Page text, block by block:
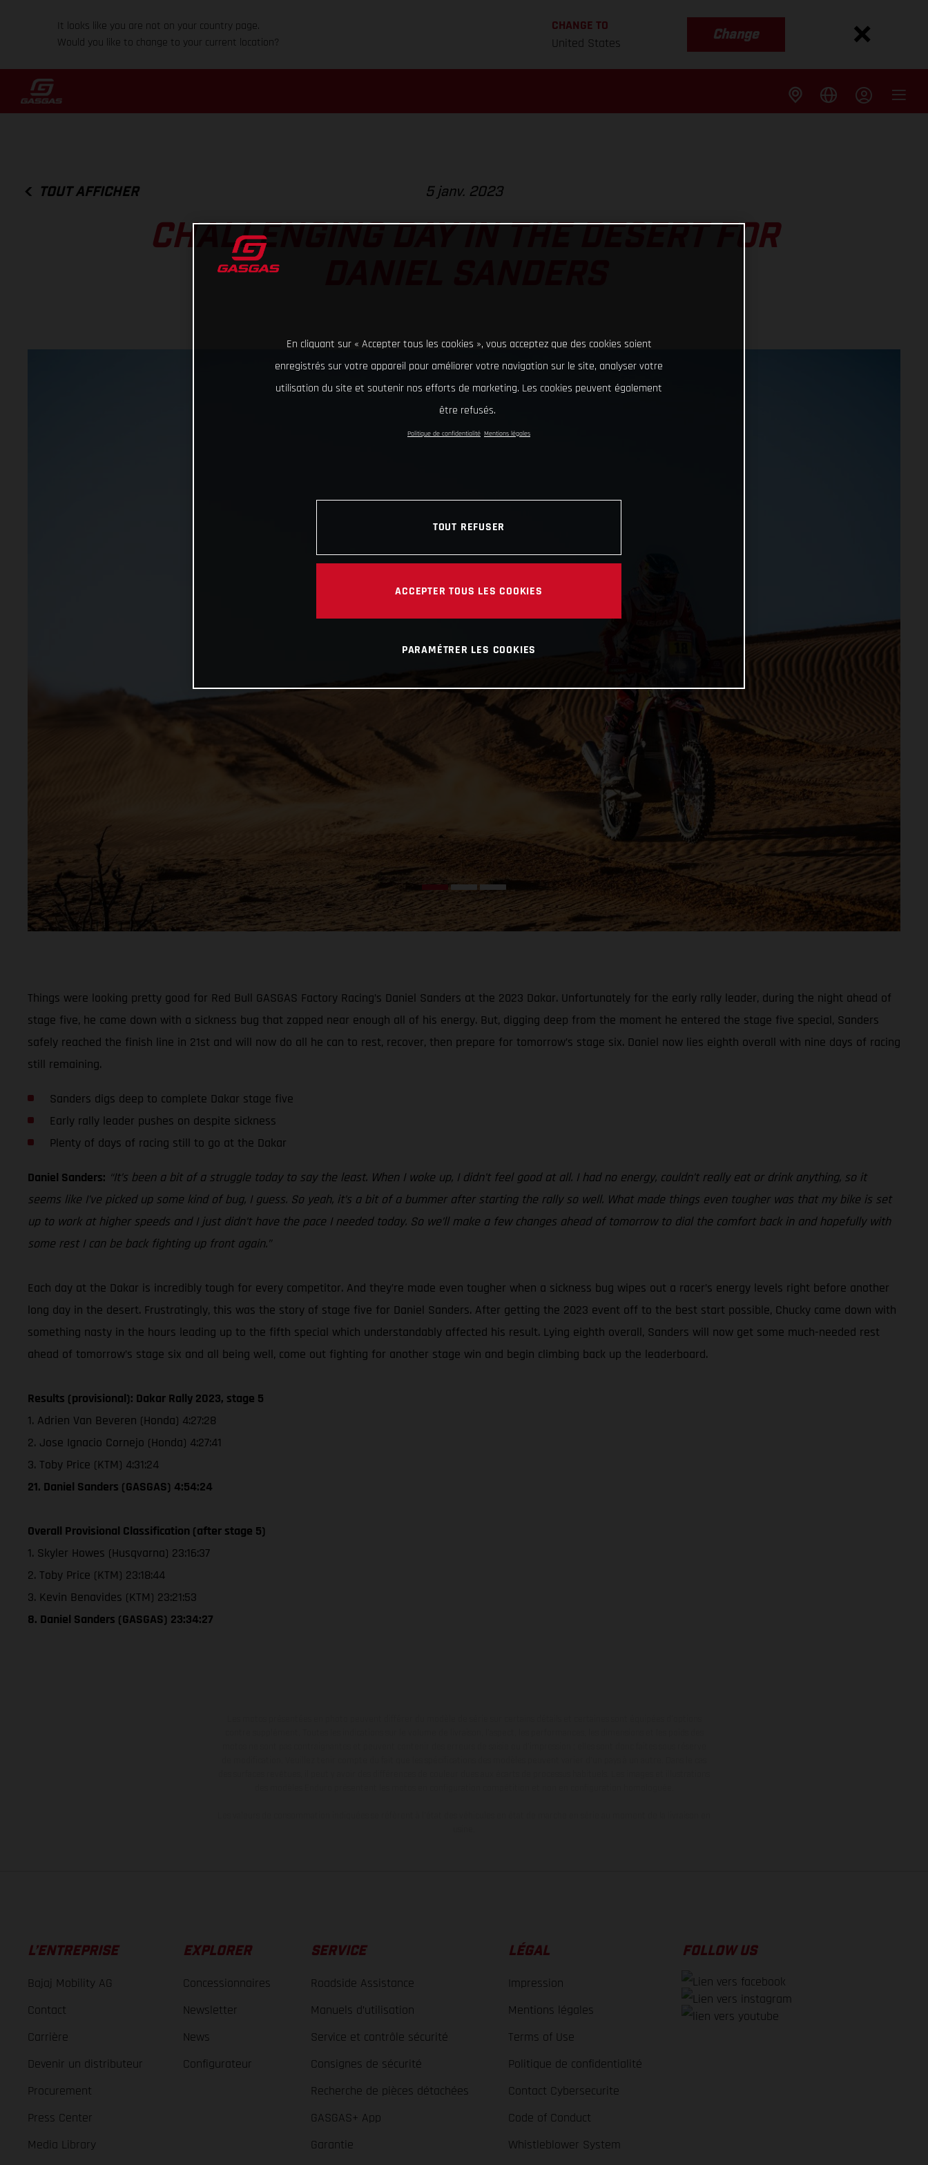
It looks like you are not on your country page.
Would you like to change to your current location?
CHANGE TO
United States
Change
TOUT AFFICHER 5 janv. 2023
CHALLENGING DAY IN THE DESERT FOR
Things were looking pretty good for Red Bull GASGAS Factory Racing’s Daniel Sanders at the 2023 Dakar. Unfortunately for the early rally leader, during the night ahead of
stage five, he came down with a sickness bug that zapped near enough all of his energy. But, digging deep from the moment he entered the stage five special, Sanders
safely reached the finish line in 21st and will now do all he can to rest, recover, then prepare for tomorrow’s stage six. Daniel now lies eighth overall with nine days of racing
still remaining.
Sanders digs deep to complete Dakar stage five
Early rally leader pushes on despite sickness
Plenty of days of racing still to go at the Dakar
Daniel Sanders: “It’s been a bit of a struggle today to say the least. When I woke up, I didn’t feel good at all. I had no energy, couldn’t really eat or drink anything, so it
seems like I’ve picked up some kind of bug, I guess. So yeah, it’s a bit of a bummer after starting the rally so well. What made things even tougher was that my bike is set
up to work at higher speeds and I just didn’t have the pace I needed today. So we’ll make a few changes ahead of tomorrow to dial the comfort back in and hopefully with
some rest I can be back fighting up front again.”
Each day at the Dakar is incredibly tough for every competitor. And they’re made even tougher when a sickness bug wipes out a racer’s energy levels right before another
long day in the desert. Frustratingly, this was the story of stage five for Daniel Sanders. After getting the 2023 event off to the best start possible, Chucky came down with
something nasty in the hours leading up to the fifth special which understandably affected his result. Lying eighth overall, Sanders will now get some much-needed rest
ahead of tomorrow’s stage six and all being well, come out fighting for another stage win and begin climbing back up the leaderboard.
Results (provisional): Dakar Rally 2023, stage 5
1. Adrien Van Beveren (Honda) 4:27:28
2. Jose Ignacio Cornejo (Honda) 4:27:41
3. Toby Price (KTM) 4:31:24
21. Daniel Sanders (GASGAS) 4:54:24
Overall Provisional Classification (after stage 5)
1. Skyler Howes (Husqvarna) 23:16:37
2. Toby Price (KTM) 23:18:44
3. Kevin Benavides (KTM) 23:21:53
8. Daniel Sanders (GASGAS) 23:34:27
L’ENTREPRISE
Bajaj Mobility AG
Contact
Carrière
Devenir un distributeur
Procurement
Press Center
Media Library
EXPLORER
Concessionnaires
Newsletter
News
Configurateur
SERVICE
Roadside Assistance
Manuels d’utilisation
Service et contrôle sécurité
Consignes de sécurité
Recherche de pièces détachées
GASGAS+ App
Garantie
LÉGAL
Impression
Mentions légales
Terms of Use
Politique de confidentialité
Contact Cybersecurite
Code of Conduct
Whistleblower System
FOLLOW US
En cliquant sur « Accepter tous les cookies », vous acceptez que des cookies soient
enregistrés sur votre appareil pour améliorer votre navigation sur le site, analyser votre
utilisation du site et soutenir nos efforts de marketing. Les cookies peuvent également
être refusés.
Politique de confidentialité Mentions légales
TOUT REFUSER
ACCEPTER TOUS LES COOKIES
PARAMÉTRER LES COOKIES